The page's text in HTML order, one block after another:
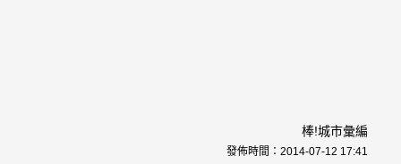
棒!城市彙編
發佈時間： 2014-07-12 17:41